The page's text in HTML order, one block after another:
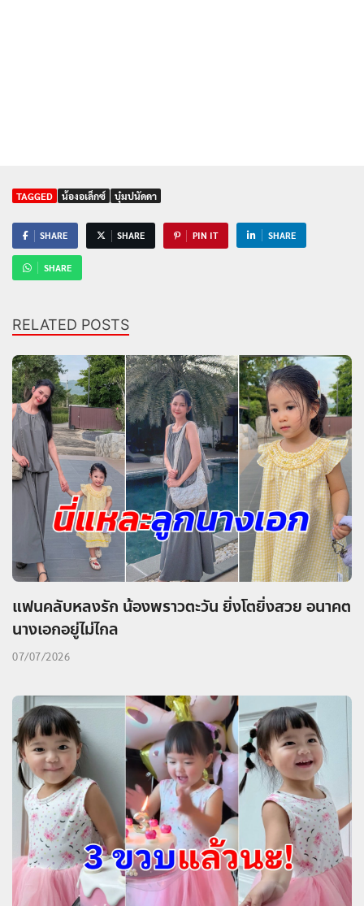
TAGGED น้องอเล็กซ์ บุ๋มปนัดดา
SHARE SHARE PIN IT SHARE
SHARE
RELATED POSTS
แฟนคลับหลงรัก น้องพราวตะวัน ยิ่งโตยิ่งสวย อนาคต
นางเอกอยู่ไม่ไกล
07/07/2026